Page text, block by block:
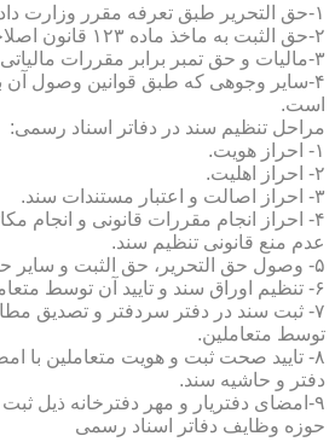
۱-حق التحریر طبق تعرفه مقرر وزارت دادگستری.
۲-حق الثبت به ماخذ ماده ۱۲۳ قانون اصلاحی قانون ثبت.
۳-مالیات و حق تمبر برابر مقررات مالیاتی.
۴-سایر وجوهی که طبق قوانین وصول آن
است.
مراحل تنظیم سند در دفاتر اسناد رسمی:
۱- احراز هویت.
۲- احراز اهلیت.
۳- احراز اصالت و اعتبار مستندات سند.
۴- احراز انجام مقررات قانونی و انجام
عدم منع قانونی تنظیم سند.
۵- وصول حق التحریر، حق الثبت و سایر حقوق دولتی.
۶- تنظیم اوراق سند و تایید آن توسط متعاملین.
۷- ثبت سند در دفتر سردفتر و تصدیق
توسط متعاملین.
۸- تایید صحت ثبت و هویت متعاملین با
دفتر و حاشیه سند.
۹-امضای دفتریار و مهر دفترخانه ذیل ثبت دفتر و در حاشیه سند.
حوزه وظایف دفاتر اسناد رسمی